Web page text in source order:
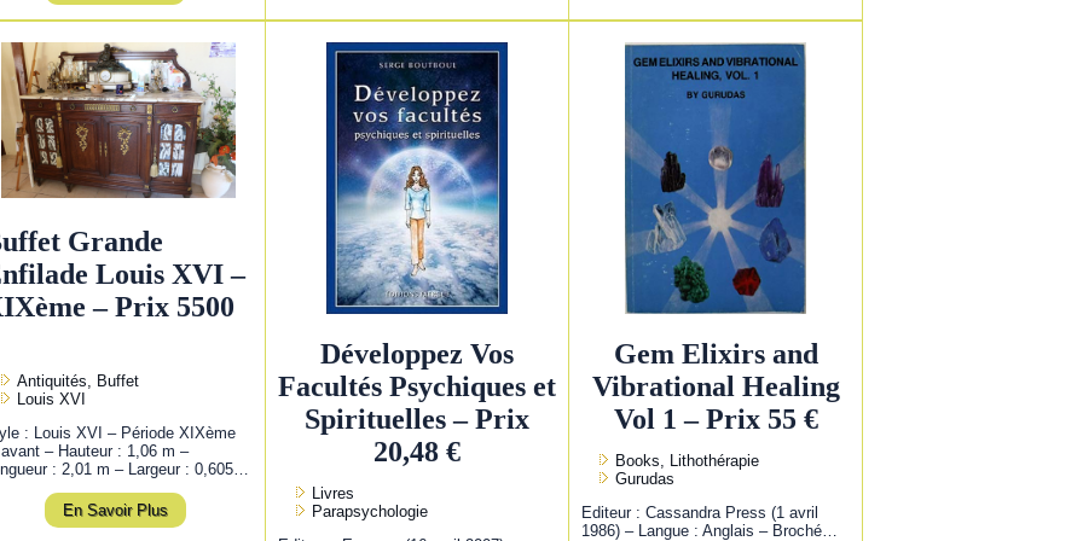
Grande
Louis XVI –
– Prix 5500
Antiquités, Buffet
Louis XVI
: Louis XVI – Période XIXème
– Hauteur : 1,06 m –
: 2,01 m – Largeur : 0,605…
En Savoir Plus
Développez Vos
Facultés Psychiques et
Spirituelles – Prix
20,48 €
Livres
Parapsychologie
Gem Elixirs and
Vibrational Healing
Vol 1 – Prix 55 €
Books, Lithothérapie
Gurudas
Editeur : Cassandra Press (1 avril
1986) – Langue : Anglais – Broché…